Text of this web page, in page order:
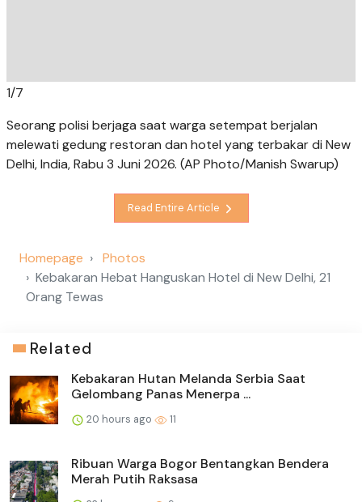
1/7
Seorang polisi berjaga saat warga setempat berjalan
melewati gedung restoran dan hotel yang terbakar di New
Delhi, India, Rabu 3 Juni 2026. (AP Photo/Manish Swarup)
Read Entire Article
Homepage
Photos
Kebakaran Hebat Hanguskan Hotel di New Delhi, 21
Orang Tewas
Related
Kebakaran Hutan Melanda Serbia Saat
Gelombang Panas Menerpa ...
20 hours ago 11
Ribuan Warga Bogor Bentangkan Bendera
Merah Putih Raksasa